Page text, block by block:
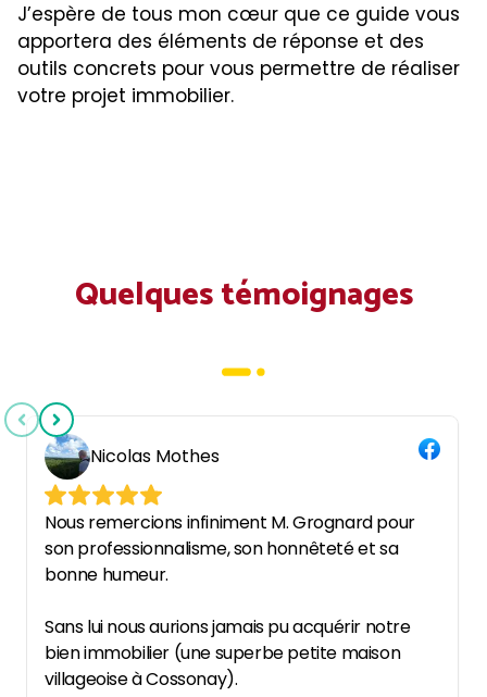
J’espère de tous mon cœur que ce guide vous
apportera des éléments de réponse et des
outils concrets pour vous permettre de réaliser
votre projet immobilier.
Quelques témoignages
Nicolas Mothes
Nous remercions infiniment M. Grognard pour
son professionnalisme, son honnêteté et sa
bonne humeur.
Sans lui nous aurions jamais pu acquérir notre
bien immobilier (une superbe petite maison
villageoise à Cossonay).